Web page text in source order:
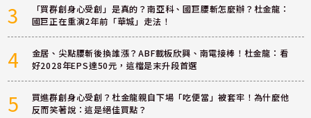
3
「買群創身心受創」是真的？南亞科、國巨腰斬怎麼辦？杜金龍：
國巨正在重演2年前「華城」走法！
4
金居、尖點腰斬後換誰漲？ABF載板欣興、南電接棒！杜金龍：看
好2028年EPS達50元，這檔是末升段首選
5
買進群創身心受創？杜金龍親自下場「吃便當」被套牢！為什麼他
反而笑著說：這是絕佳買點？